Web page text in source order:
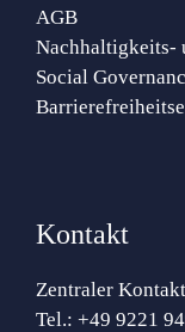
AGB
Nachhaltigkeits-
Social
Kontakt
Zentraler Kontakt
Tel.: +49 9221